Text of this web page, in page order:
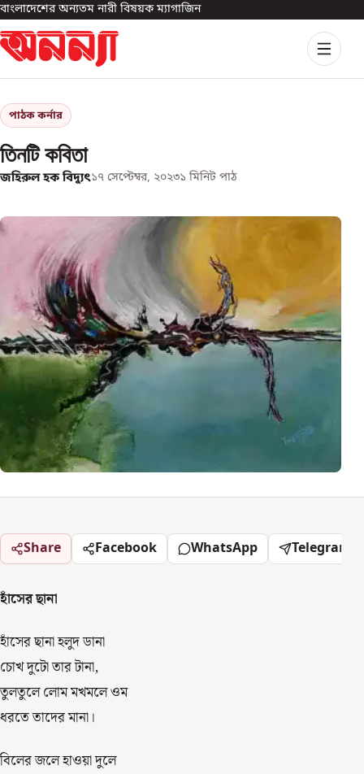
বাংলাদেশের অন্যতম নারী বিষয়ক ম্যাগাজিন
পাঠক কর্নার
তিনটি কবিতা
জহিরুল হক বিদ্যুৎ১৭ সেপ্টেম্বর, ২০২৩১ মিনিট পাঠ
Share Facebook WhatsApp Telegram
হাঁসের ছানা
হাঁসের ছানা হলুদ ডানা
চোখ দুটো তার টানা,
তুলতুলে লোম মখমলে ওম
ধরতে তাদের মানা।
বিলের জলে হাওয়া দুলে